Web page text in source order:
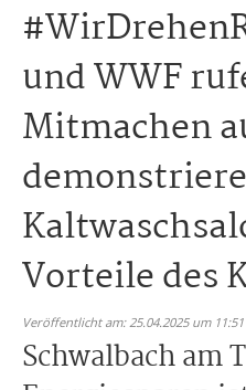
und WWF
Mitmachen
Vorteile des
Veröffentlicht am: 25.04.2025 um
Schwalbach am